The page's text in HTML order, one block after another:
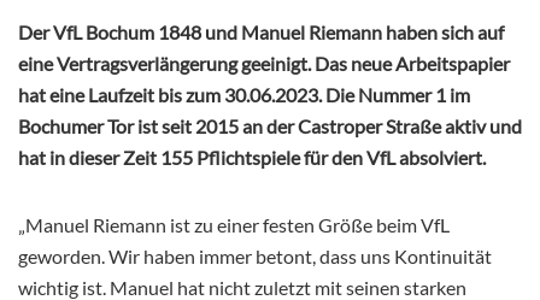
Der VfL Bochum 1848 und Manuel Riemann haben sich auf
eine Vertragsverlängerung geeinigt. Das neue Arbeitspapier
hat eine Laufzeit bis zum 30.06.2023. Die Nummer 1 im
Bochumer Tor ist seit 2015 an der Castroper Straße aktiv und
hat in dieser Zeit 155 Pflichtspiele für den VfL absolviert.
„Manuel Riemann ist zu einer festen Größe beim VfL
geworden. Wir haben immer betont, dass uns Kontinuität
wichtig ist. Manuel hat nicht zuletzt mit seinen starken